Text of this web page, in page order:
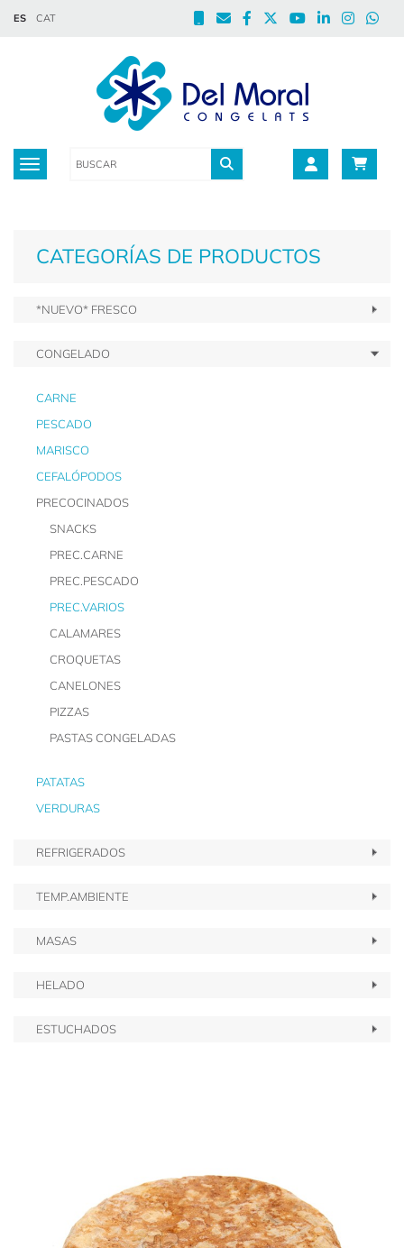
ES CAT
Toggle navigation
CATEGORÍAS DE PRODUCTOS
*NUEVO* FRESCO
CONGELADO
CARNE
PESCADO
MARISCO
CEFALÓPODOS
PRECOCINADOS
SNACKS
PREC.CARNE
PREC.PESCADO
PREC.VARIOS
CALAMARES
CROQUETAS
CANELONES
PIZZAS
PASTAS CONGELADAS
PATATAS
VERDURAS
REFRIGERADOS
TEMP.AMBIENTE
MASAS
HELADO
ESTUCHADOS